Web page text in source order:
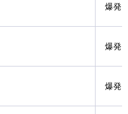
爆発
爆発
爆発